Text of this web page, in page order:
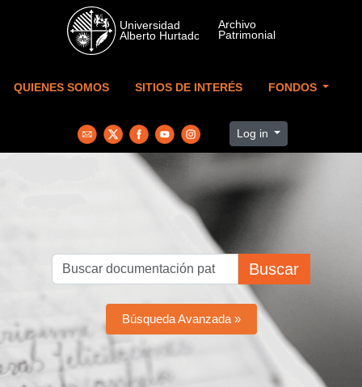
Skip to main content
QUIENES SOMOS SITIOS DE INTERÉS FONDOS
Log in
Buscar
Búsqueda Avanzada »